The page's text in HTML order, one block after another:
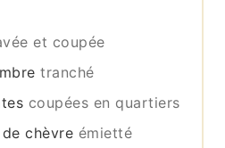
et coupée
tranché
coupées en quartiers
chèvre émietté